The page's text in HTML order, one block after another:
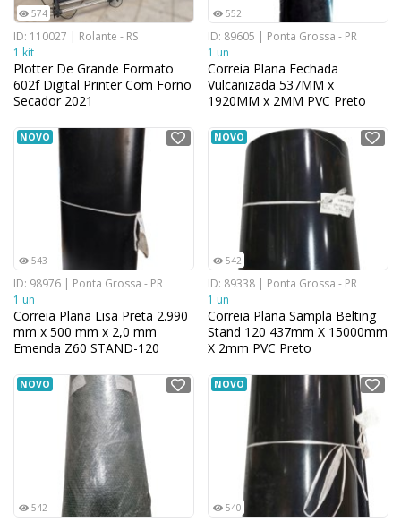
574
ID: 110027 | Rolante - RS
1 kit
Plotter De Grande Formato
602f Digital Printer Com Forno
Secador 2021
552
ID: 89605 | Ponta Grossa - PR
1 un
Correia Plana Fechada
Vulcanizada 537MM x
1920MM x 2MM PVC Preto
NOVO
543
ID: 98976 | Ponta Grossa - PR
1 un
Correia Plana Lisa Preta 2.990
mm x 500 mm x 2,0 mm
Emenda Z60 STAND-120
NOVO
542
ID: 89338 | Ponta Grossa - PR
1 un
Correia Plana Sampla Belting
Stand 120 437mm X 15000mm
X 2mm PVC Preto
NOVO
542
NOVO
540